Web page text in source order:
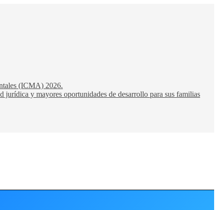
(ICMA) 2026.
jurídica y mayores oportunidades de desarrollo para sus familias